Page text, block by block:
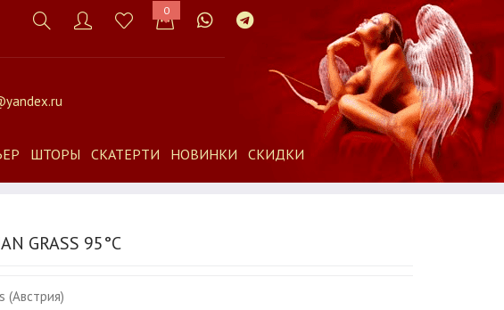
0
ШТОРЫ СКАТЕРТИ НОВИНКИ СКИДКИ
GRASS 95°C
(Австрия)